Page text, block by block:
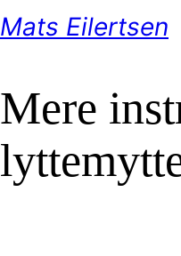
to
Mats Eilertsen
Mere